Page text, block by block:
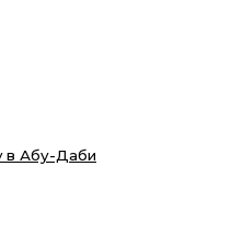
в Абу-Даби